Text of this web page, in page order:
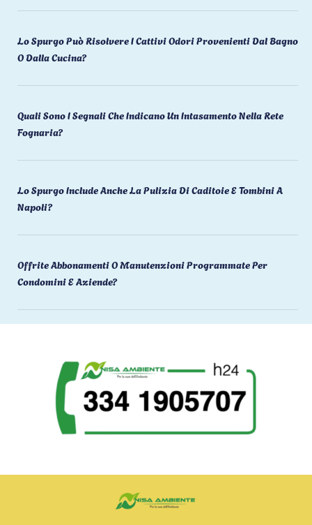
Lo Spurgo Può Risolvere I Cattivi Odori Provenienti Dal Bagno
O Dalla Cucina?
Quali Sono I Segnali Che Indicano Un Intasamento Nella Rete
Fognaria?
Lo Spurgo Include Anche La Pulizia Di Caditoie E Tombini A
Napoli?
Offrite Abbonamenti O Manutenzioni Programmate Per
Condomini E Aziende?